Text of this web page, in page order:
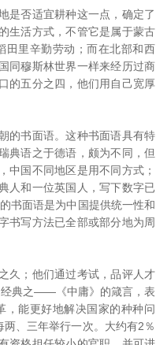
否适宜耕种这一点，确定了
生活方式，不管它是属于蒙古
田里辛勤劳动；而在北部和西
同穆斯林世界一样来经历过商
的五分之四，他们用自己宽厚
书面语。这种书面语具有特
典语之于德语，颇为不同，但
中国不同地区是用不同方式；
人和一位英国人，写下数字已
书面语是为中国提供统一性和
书写方法已全部或部分地为周
；他们通过考试，品评人才
经典之――《中庸》的箴言，表
，能更好地解决国家的种种问
、三年举行一次。大约有2％